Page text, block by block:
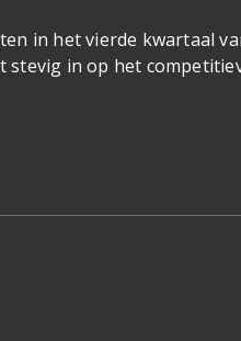
in het vierde kwartaal
stevig in op het